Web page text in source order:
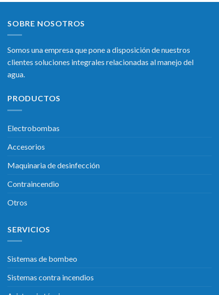
SOBRE NOSOTROS
Somos una empresa que pone a disposición de nuestros
clientes soluciones integrales relacionadas al manejo del
agua.
PRODUCTOS
Electrobombas
Accesorios
Maquinaria de desinfección
Contraincendio
Otros
SERVICIOS
Sistemas de bombeo
Sistemas contra incendios